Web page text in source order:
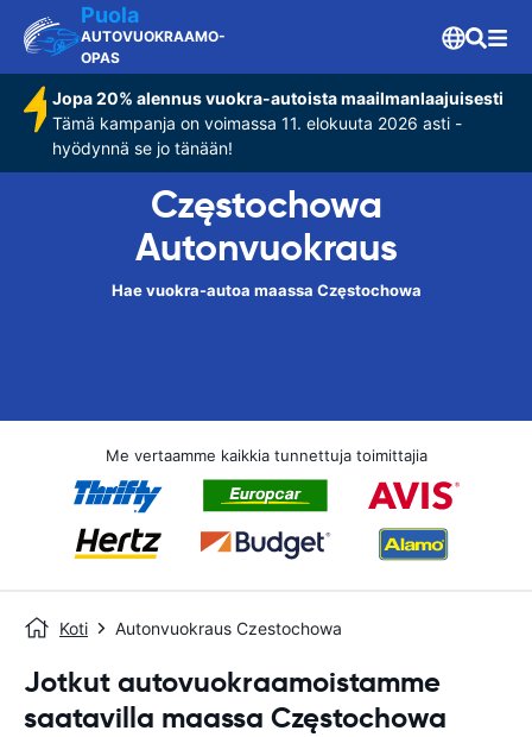
Puola
AUTOVUOKRAAMO-
OPAS
Jopa 20% alennus vuokra-autoista maailmanlaajuisesti
Tämä kampanja on voimassa 11. elokuuta 2026 asti -
hyödynnä se jo tänään!
Częstochowa
Autonvuokraus
Hae vuokra-autoa maassa Częstochowa
Me vertaamme kaikkia tunnettuja toimittajia
Koti Autonvuokraus Czestochowa
Jotkut autovuokraamoistamme
saatavilla maassa Częstochowa